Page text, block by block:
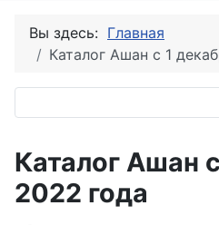
Вы здесь: Главная
Каталог Ашан с 1
Каталог Ашан
2022 года